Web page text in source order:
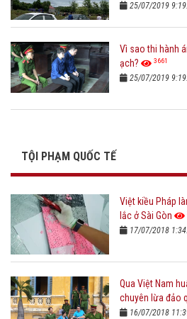
25/07/2019
Vì sao thi hành
ạch?
3661
25/07/2019
TỘI PHẠM QUỐC TẾ
Việt kiều Pháp
lắc ở Sài Gòn
17/07/2018
Qua Việt Nam
chuyên lừa đảo
16/07/2018